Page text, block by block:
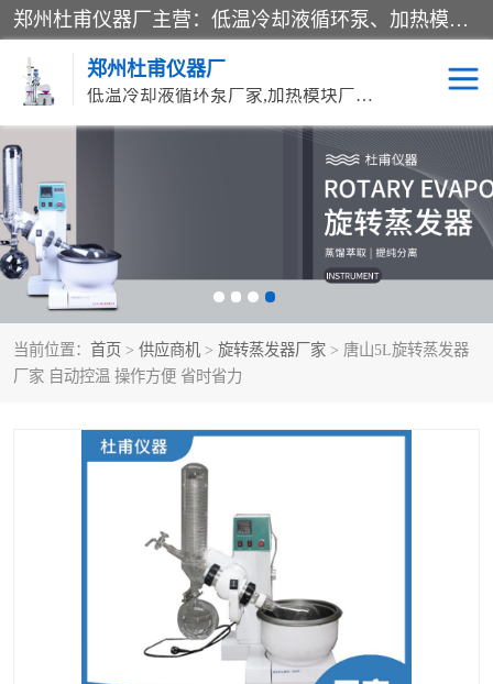
郑州杜甫仪器厂主营：低温冷却液循环泵、加热模块、水热合成反应釜、水油浴锅、旋转蒸发器、循环水真空泵等产品。郑州杜甫仪器厂在众多的教学仪器行业中依靠科技力量扬长避短、迅速发展，成为国家教委*生产教学仪器的厂家，产品具有国内良好水平，主导产品通过ISO9002质量认证。
郑州杜甫仪器厂
低温冷却液循环泵厂家,加热模块厂家,水热合成反应釜厂家,水油浴锅厂家,旋转蒸发器厂家
当前位置： 首页 > 供应商机 > 旋转蒸发器厂家 > 唐山5L旋转蒸发器
厂家 自动控温 操作方便 省时省力
循环水真空泵厂家 水热合成反应釜厂家
低温冷却液循环泵厂家 加热模块厂家
水油浴锅厂家 气流烘干器
旋转蒸发器厂家 双层玻璃反应釜10L
高温循环油浴锅母
多功能油浴锅
低温恒温反应浴槽
电动搅拌器
加热模块